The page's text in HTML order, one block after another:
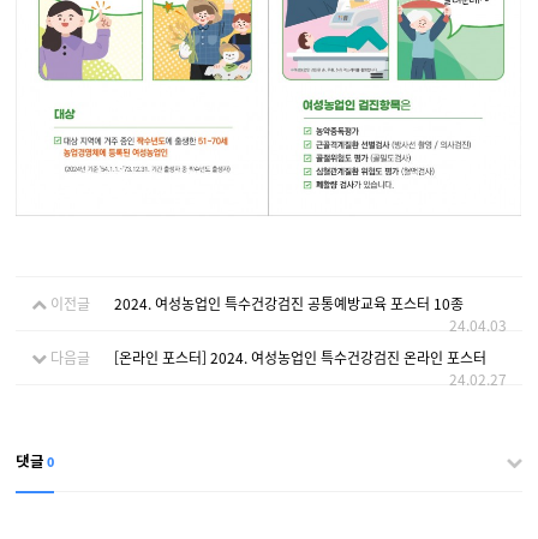
이전글
2024. 여성농업인 특수건강검진 공통예방교육 포스터 10종
24.04.03
다음글
[온라인 포스터] 2024. 여성농업인 특수건강검진 온라인 포스터
24.02.27
댓글 0